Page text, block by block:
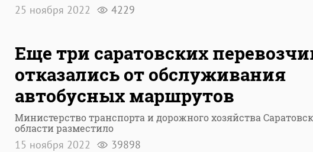
25 ноября 2022 4229
Еще три саратовских
отказались от обслуживания
автобусных маршрутов
Министерство транспорта и дорожного хозяйства
области разместило
15 ноября 2022 39898